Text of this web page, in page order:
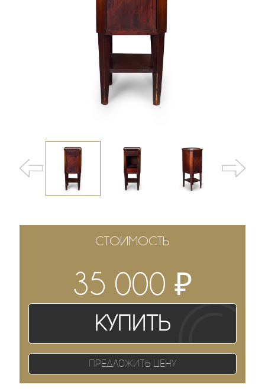
СТОИМОСТЬ
35 000₽
Купить
Предложить цену